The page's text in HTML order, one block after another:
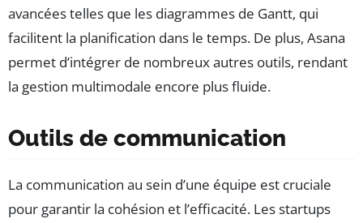
avancées telles que les diagrammes de Gantt, qui
facilitent la planification dans le temps. De plus, Asana
permet d’intégrer de nombreux autres outils, rendant
la gestion multimodale encore plus fluide.
Outils de communication
La communication au sein d’une équipe est cruciale
pour garantir la cohésion et l’efficacité. Les startups